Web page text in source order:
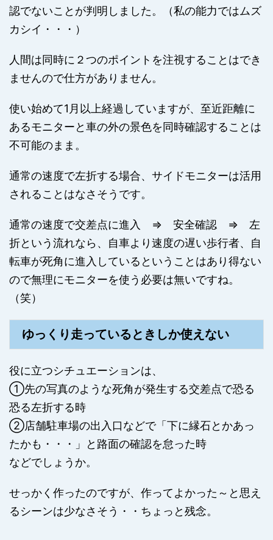
認でないことが判明しました。（私の能力ではムズ
カシイ・・・）
人間は同時に２つのポイントを注視することはでき
ませんので仕方がありません。
使い始めて1月以上経過していますが、至近距離に
あるモニターと車の外の景色を同時確認することは
不可能のまま。
通常の速度で左折する場合、サイドモニターは活用
されることはなさそうです。
通常の速度で交差点に進入 ⇒ 安全確認 ⇒ 左
折という流れなら、自車より速度の遅い歩行者、自
転車が死角に進入しているということはあり得ない
ので無理にモニターを使う必要は無いですね。
（笑）
ゆっくり走っているときしか使えない
役に立つシチュエーションは、
①先の写真のような死角が発生する交差点で恐る
恐る左折する時
②店舗駐車場の出入口などで「下に縁石とかあっ
たかも・・・」と路面の確認を怠った時
などでしょうか。
せっかく作ったのですが、作ってよかった～と思え
るシーンは少なさそう・・ちょっと残念。